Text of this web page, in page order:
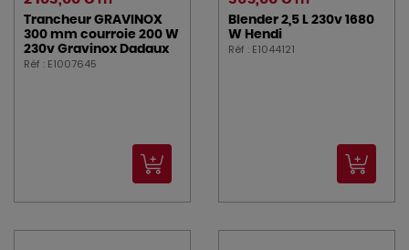
SONOLYS (1)
TABLECRAFT (2)
Trancheur GRAVINOX
300 mm courroie 200 W
230v Gravinox Dadaux
Réf : E1007645
Blender 2,5 L 230v 1680
W Hendi
Réf : E1044121